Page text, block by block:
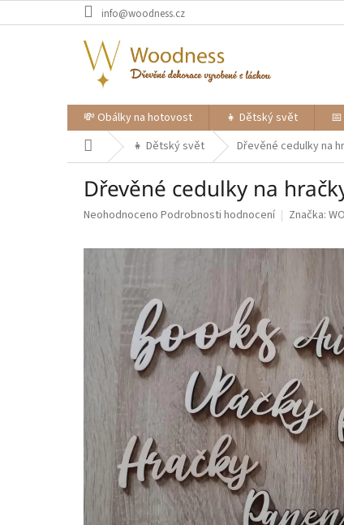
na
info@woodness.cz
💸 Obálky na hotovost 👧 Dětský svět
Domů
👧 Dětský svět Dřevěné cedulky na
Dřevěné cedulky na
Průměrné
produktu
0,0
hvězdiček.
Neohodnoceno Podrobnosti hodnocení Značka: